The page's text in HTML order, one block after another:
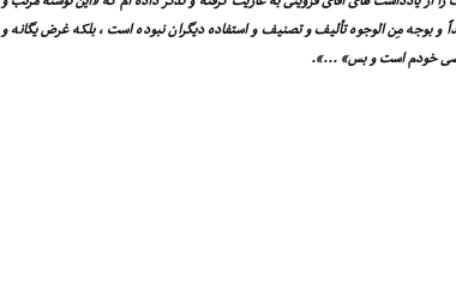
و بوجه مِن الوجوه تألیف و تصنیف و استفاده دیگران نبوده است ، بلکه غرض یگانه و
خودم است و بس» ...».